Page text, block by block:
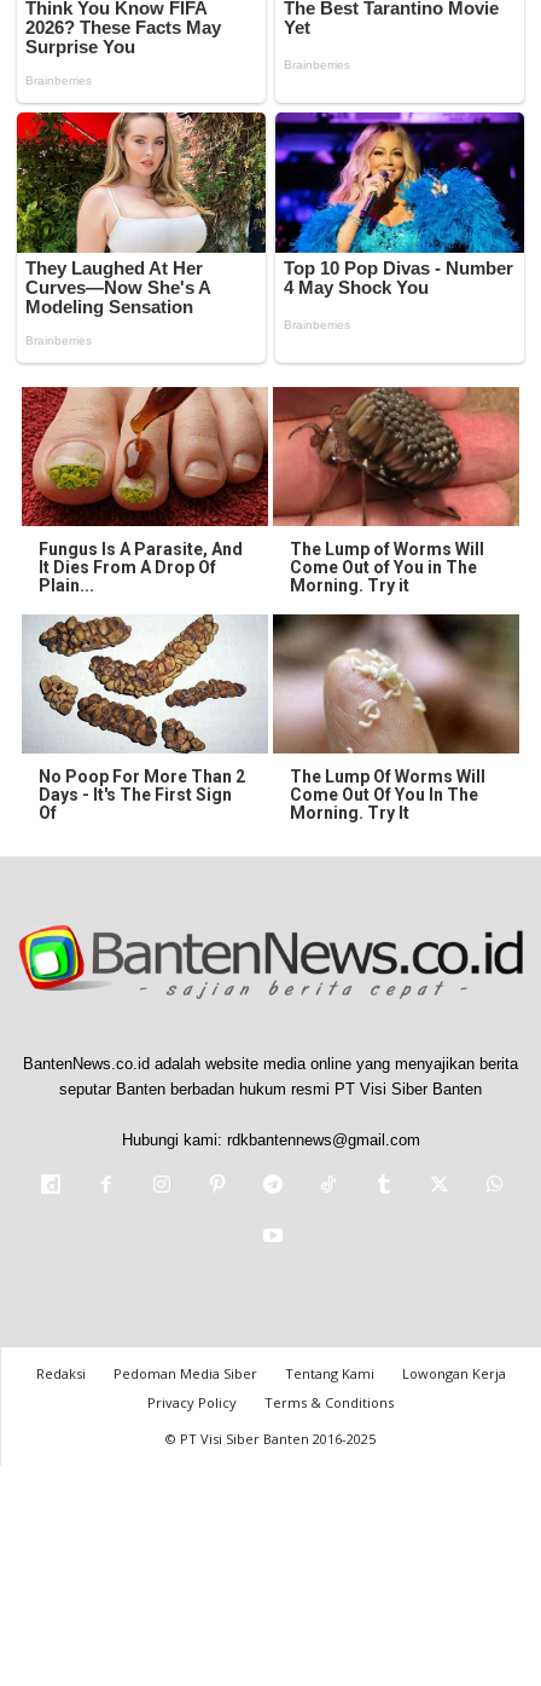
Fungus Is A Parasite, And
It Dies From A Drop Of
Plain...
The Lump of Worms Will
Come Out of You in The
Morning. Try it
No Poop For More Than 2
Days - It's The First Sign
Of
The Lump Of Worms Will
Come Out Of You In The
Morning. Try It
BantenNews.co.id adalah website media online yang menyajikan berita
seputar Banten berbadan hukum resmi PT Visi Siber Banten
Hubungi kami: rdkbantennews@gmail.com
Redaksi Pedoman Media Siber Tentang Kami
Lowongan Kerja
Privacy Policy
Terms & Conditions
© PT Visi Siber Banten 2016-2025